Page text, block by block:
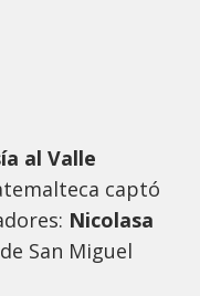
al Valle
captó
Nicolasa
San Miguel